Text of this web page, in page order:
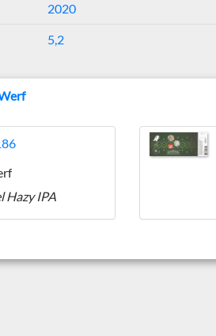
2020
5,2
Hazy IPA